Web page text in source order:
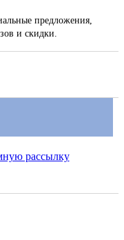
предложения,
и скидки.
рассылку